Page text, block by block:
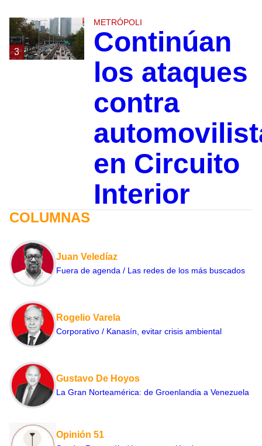
3
METRÓPOLI
Continúan
los ataques
contra
en Circuito
Interior
COLUMNAS
Juan Veledíaz
Fuera de agenda / Las redes de los más buscados
Rogelio Varela
Corporativo / Kanasín, evitar crisis ambiental
Gustavo De Hoyos
La Gran Norteamérica: de Groenlandia a Venezuela
Opinión 51